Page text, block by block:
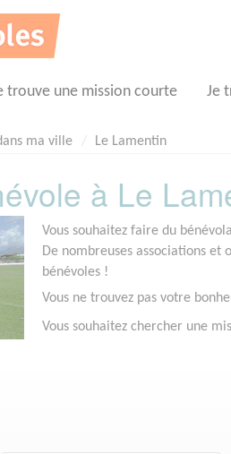
trouve une mission courte Je
ma ville Le Lamentin
à Le
Vous souhaitez faire du
De nombreuses associations
bénévoles !
Vous ne trouvez pas votre
Vous souhaitez chercher une